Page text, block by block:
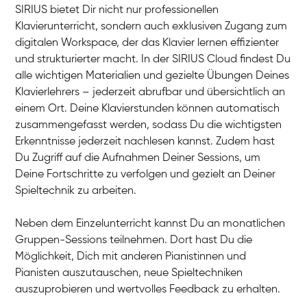
Klavier / Piano / Flügel
Klavier / Piano / Flügel
Hannes
Klavier / Piano / Flügel
Klavier / Piano / Flügel
SIRIUS bietet Dir nicht nur professionellen
Klavierunterricht, sondern auch exklusiven Zugang zum
digitalen Workspace, der das Klavier lernen effizienter
und strukturierter macht. In der SIRIUS Cloud findest Du
alle wichtigen Materialien und gezielte Übungen Deines
Klavierlehrers – jederzeit abrufbar und übersichtlich an
einem Ort. Deine Klavierstunden können automatisch
zusammengefasst werden, sodass Du die wichtigsten
Erkenntnisse jederzeit nachlesen kannst. Zudem hast
Du Zugriff auf die Aufnahmen Deiner Sessions, um
Deine Fortschritte zu verfolgen und gezielt an Deiner
Spieltechnik zu arbeiten.
Neben dem Einzelunterricht kannst Du an monatlichen
Gruppen-Sessions teilnehmen. Dort hast Du die
Möglichkeit, Dich mit anderen Pianistinnen und
Pianisten auszutauschen, neue Spieltechniken
auszuprobieren und wertvolles Feedback zu erhalten.